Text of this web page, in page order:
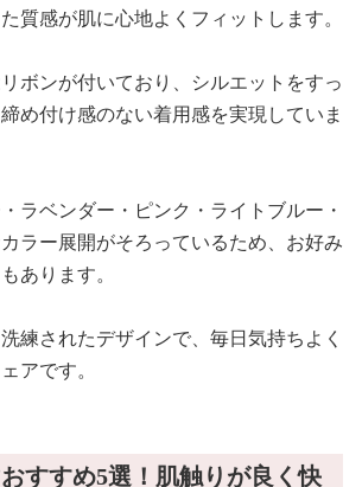
質感が肌に心地よくフィットします。
ボンが付いており、シルエットをすっ
め付け感のない着用感を実現していま
ラベンダー・ピンク・ライトブルー・
ラー展開がそろっているため、お好み
あります。
練されたデザインで、毎日気持ちよく
アです。
すすめ5選！肌触りが良く快